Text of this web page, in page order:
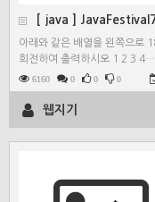
[ java ] JavaFestival7 -
아래와 같은 배열을 왼쪽으로
회전하여 출력하시오 1 2 3 4…
6160 0 0 0
웹지기